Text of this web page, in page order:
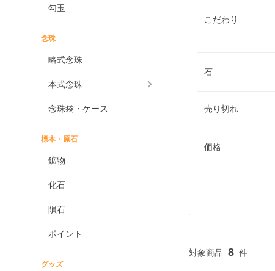
勾玉
念珠
略式念珠
本式念珠
念珠袋・ケース
標本・原石
鉱物
化石
隕石
ポイント
グッズ
こだわり
石
売り切れ
価格
8